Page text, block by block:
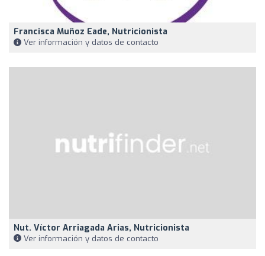
Francisca Muñoz Eade, Nutricionista
Ver información y datos de contacto
Nut. Víctor Arriagada Arias, Nutricionista
Ver información y datos de contacto